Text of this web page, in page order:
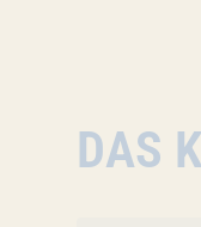
DAS